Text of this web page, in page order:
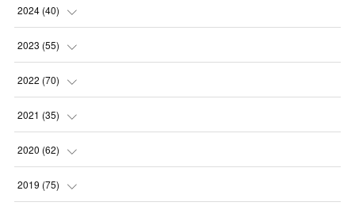
(10 )
(1
(1
(2
2024 (40)
(1
(1
(3
(2
2023 (55)
(2
(4
(3
(3
2022 (70)
(7
(11 )
(8
2021 (35)
(5
(7
2020 (62)
(6
2019 (75)